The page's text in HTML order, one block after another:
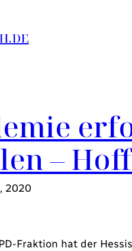
–
2020
Fraktion hat der